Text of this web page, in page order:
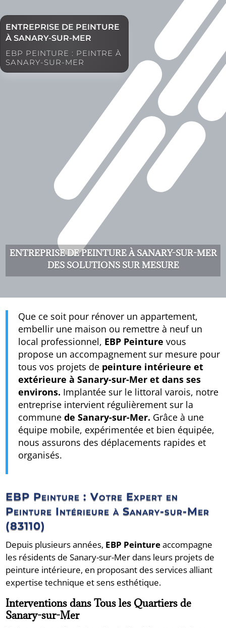
ENTREPRISE DE PEINTURE
À SANARY-SUR-MER
EBP PEINTURE : PEINTRE À
SANARY-SUR-MER
ENTREPRISE DE PEINTURE À SANARY-SUR-MER
DES SOLUTIONS SUR MESURE
Que ce soit pour rénover un appartement,
embellir une maison ou remettre à neuf un
local professionnel, EBP Peinture vous
propose un accompagnement sur mesure pour
tous vos projets de peinture intérieure et
extérieure à Sanary-sur-Mer et dans ses
environs. Implantée sur le littoral varois, notre
entreprise intervient régulièrement sur la
communede Sanary-sur-Mer. Grâce à une
équipe mobile, expérimentée et bien équipée,
nous assurons des déplacements rapides et
organisés.
EBP Peinture : Votre Expert en
Peinture Intérieure à Sanary-sur-Mer
(83110)
Depuis plusieurs années, EBP Peintureaccompagne
les résidents de Sanary-sur-Mer dans leurs projets de
peinture intérieure, en proposant des services alliant
expertise technique et sens esthétique.
Interventions dans Tous les Quartiers de
Sanary-sur-Mer